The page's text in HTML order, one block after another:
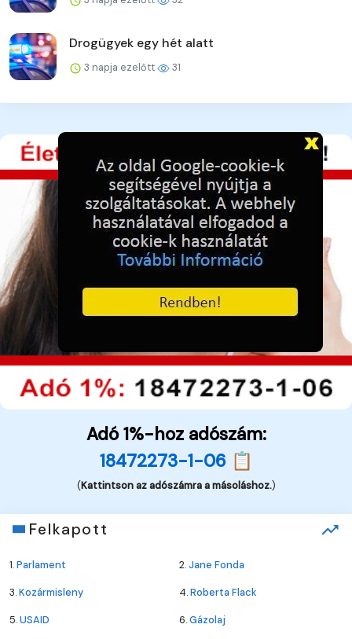
Drogügyek egy hét alatt
3 napja ezelőtt 31
Adó 1%-hoz adószám:
18472273-1-06 📋
(Kattintson az adószámra a másoláshoz.)
Felkapott
1.Parlament 2.Jane Fonda
3.Kozármisleny 4.Roberta Flack
5.USAID 6.Gázolaj